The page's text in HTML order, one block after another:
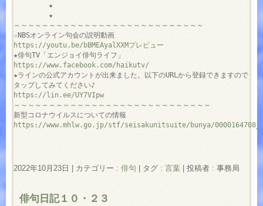
★
★
～～～～～～～～～～～～～～～～～～～～～～～～～～～
https://youtu.be/bBMEAyalXXMプレビュー
https://www.facebook.com/haikutv/
★ラインの公式アカウントが出来ました。以下のURLから登録できますので
https://lin.ee/UY7VIpw
～～～～～～～～～～～～～～～～～～～～～～～～～～～～
https://www.mhlw.go.jp/stf/seisakunitsuite/bunya/
2022年10月23日 カテゴリー : 俳句 タグ : 言葉 投稿者 : 事務局
俳句日記１０・２３